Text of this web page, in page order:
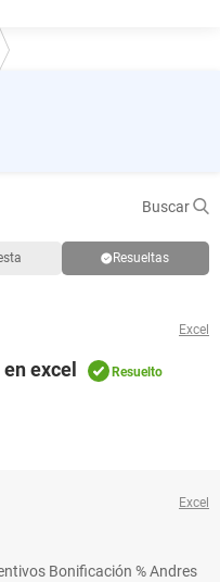
Buscar
Resueltas
Excel
excel Resuelto
Excel
Bonificación % Andres